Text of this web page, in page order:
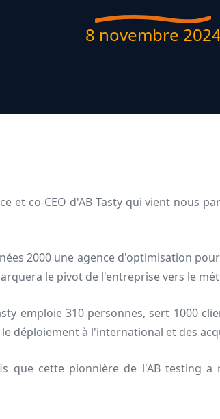
8 novembre
et co-CEO d'AB Tasty qui vient nous
2000 une agence d'optimisation
le pivot de l'entreprise vers le
emploie 310 personnes, sert 1000
déploiement à l'international et des
que cette pionnière de l'AB testing